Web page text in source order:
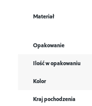
Materiał
Opakowanie
Ilość w opakowaniu
Kolor
Kraj pochodzenia